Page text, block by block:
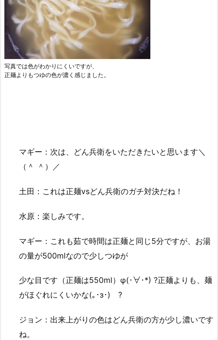
写真では色がわかりにくいですが、
正麺よりもつゆの色が濃く感じました。
マギー：次は、どん兵衛をいただきたいと思います＼
（＾ ＾）／
土田：これは正麺vsどん兵衛のガチ対決だね！
水原：楽しみです。
マギー：これも茹で時間は正麺と同じ5分ですが、お湯
の量が500mlなので少しつゆが
少な目です（正麺は550ml）φ(･∀･*) ?正麺よりも、麺
がほぐれにくいかな(｡･з･)ゞ?
ジョン：出来上がりの色はどん兵衛の方が少し濃いです
ね。